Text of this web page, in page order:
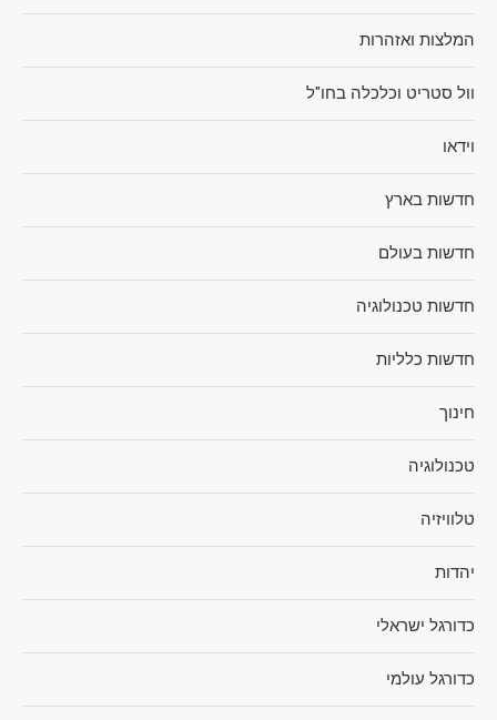
המלצות ואזהרות
וול סטריט וכלכלה בחו"ל
וידאו
חדשות בארץ
חדשות בעולם
חדשות טכנולוגיה
חדשות כלליות
חינוך
טכנולוגיה
טלוויזיה
יהדות
כדורגל ישראלי
כדורגל עולמי